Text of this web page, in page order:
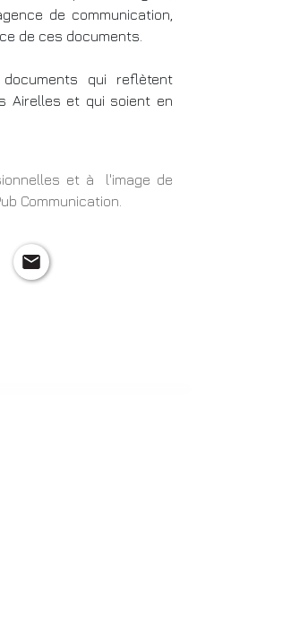
de communication,
de ces documents.
qui reflètent
Airelles et qui soient en
et à l'image de
Communication.